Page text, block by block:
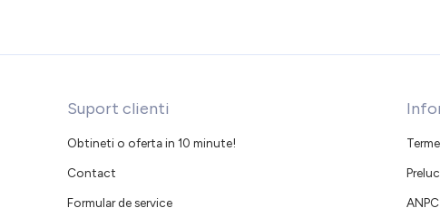
Suport clienti
Obtineti o oferta in 10 minute!
Contact
Formular de service ANPC